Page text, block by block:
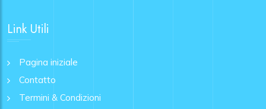
Link Utili
Pagina iniziale
Contatto
Termini & Condizioni